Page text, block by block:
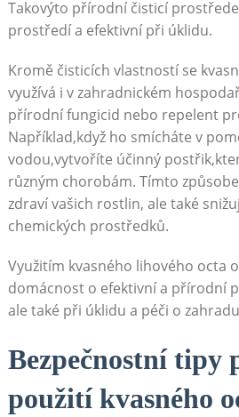
Takovýto přírodní čisticí
prostředí a efektivní při‌ úklidu.
Kromě čisticích vlastností se
využívá i v zahradnickém
přírodní fungicid nebo ‌repelent
Například,když ho smícháte v
vodou,vytvoříte účinný
různým chorobám. Tímto
zdraví vašich rostlin, ale také
chemických prostředků.
Využitím kvasného lihového‍ octa
⁢domácnost o efektivní a přírodní
ale také při úklidu ⁢a péči o
Bezpečnostní tipy
použití kvasného